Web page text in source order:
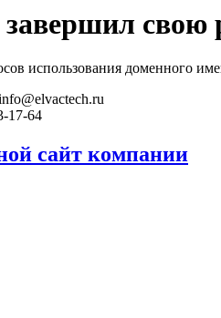
свою
использования доменного
17-64
сайт компании